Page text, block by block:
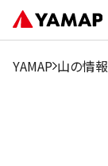
YAMAP 山の情報
1月 2月 3月